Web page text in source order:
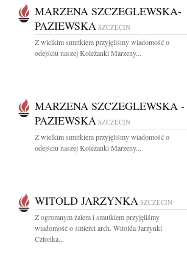
MARZENA SZCZEGLEWSKA-
PAZIEWSKA SZCZECIN
Z wielkim smutkiem przyjęliśmy wiadomość o
odejściu naszej Koleżanki Marzeny...
MARZENA SZCZEGLEWSKA -
PAZIEWSKA SZCZECIN
Z wielkim smutkiem przyjęliśmy wiadomość o
odejściu naszej Koleżanki Marzeny...
WITOLD JARZYNKA SZCZECIN
Z ogromnym żalem i smutkiem przyjęliśmy
wiadomość o śmierci arch. Witolda Jarzynki
Członka...